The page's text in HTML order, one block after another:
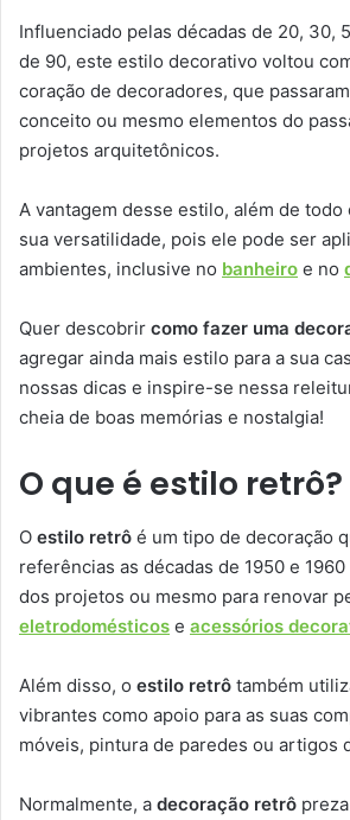
Influenciado pelas décadas de 20, 30,
de 90, este estilo decorativo voltou
coração de decoradores, que
conceito ou mesmo elementos do
projetos arquitetônicos.
A vantagem desse estilo, além de todo
sua versatilidade, pois ele pode ser
ambientes, inclusive no banheiro e no
Quer descobrir como fazer uma
agregar ainda mais estilo para a sua
nossas dicas e inspire-se nessa
cheia de boas memórias e nostalgia!
O que é estilo retrô?
O estilo retrô é um tipo de decoração
referências as décadas de 1950 e
dos projetos ou mesmo para renovar
eletrodomésticos e acessórios
Além disso, o estilo retrô também
vibrantes como apoio para as suas
móveis, pintura de paredes ou artigos
Normalmente, a decoração retrô